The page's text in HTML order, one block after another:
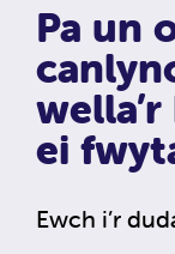
Pa un
ei
Ewch i’r